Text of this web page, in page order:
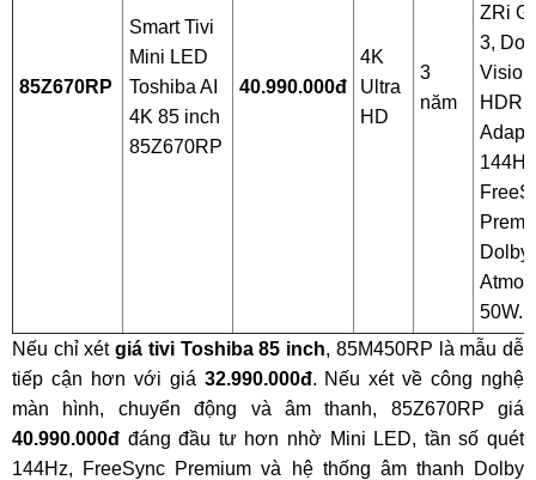
85Z670RP
Smart Tivi
Mini LED
Toshiba AI
4K 85 inch
85Z670RP
40.990.000đ
4K
Ultra
HD
3
năm
ZRi
3,
Vision
Dolby
Atmos
50W.
Nếu chỉ xétgiá tivi Toshiba 85 inch, 85M450RP là mẫu dễ
tiếp cận hơn với giá 32.990.000đ. Nếu xét về công nghệ
màn hình, chuyển động và âm thanh, 85Z670RP giá
40.990.000đ đáng đầu tư hơn nhờ Mini LED, tần số quét
144Hz, FreeSync Premium và hệ thống âm thanh Dolby